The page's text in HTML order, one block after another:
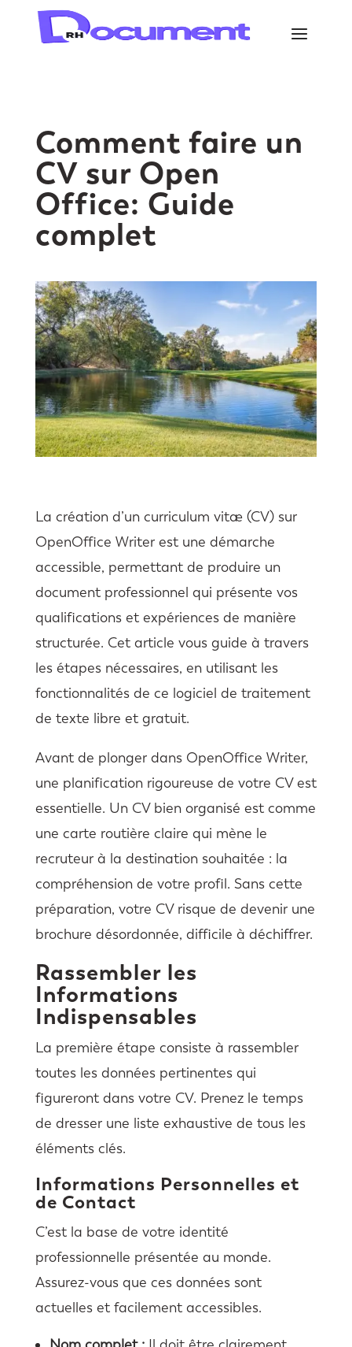
Comment faire un
CV sur Open
Office: Guide
complet
La création d’un curriculum vitæ (CV) sur
OpenOffice Writer est une démarche
accessible, permettant de produire un
document professionnel qui présente vos
qualifications et expériences de manière
structurée. Cet article vous guide à travers
les étapes nécessaires, en utilisant les
fonctionnalités de ce logiciel de traitement
de texte libre et gratuit.
Avant de plonger dans OpenOffice Writer,
une planification rigoureuse de votre CV est
essentielle. Un CV bien organisé est comme
une carte routière claire qui mène le
recruteur à la destination souhaitée : la
compréhension de votre profil. Sans cette
préparation, votre CV risque de devenir une
brochure désordonnée, difficile à déchiffrer.
Rassembler les
Informations
Indispensables
La première étape consiste à rassembler
toutes les données pertinentes qui
figureront dans votre CV. Prenez le temps
de dresser une liste exhaustive de tous les
éléments clés.
Informations Personnelles et
de Contact
C’est la base de votre identité
professionnelle présentée au monde.
Assurez-vous que ces données sont
actuelles et facilement accessibles.